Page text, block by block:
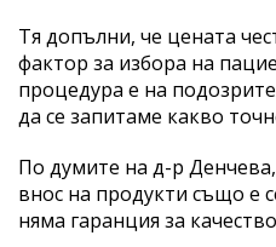
Тя допълни, че цената
фактор за избора на
процедура е на
да се запитаме какво
По думите на д-р
внос на продукти също е
няма гаранция за